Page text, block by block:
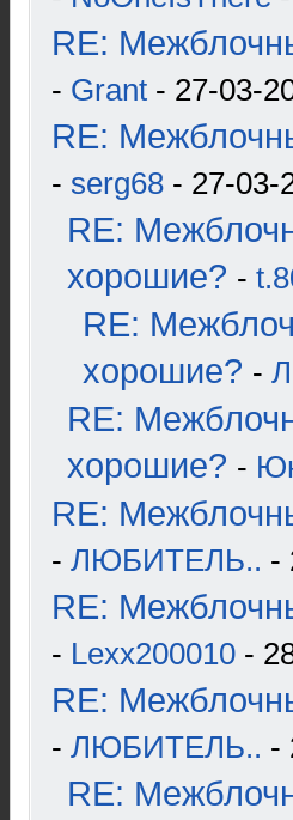
RE:
- Grant - 27-03-
RE:
- serg68 - 27-03-
RE:
хорошие? -
RE:
хорошие? -
RE:
хорошие? -
RE:
- ЛЮБИТЕЛЬ.. -
RE:
- Lexx200010 -
RE:
- ЛЮБИТЕЛЬ.. -
RE: